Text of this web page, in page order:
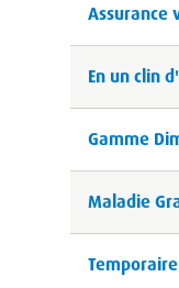
Assurance
En un clin
Gamme
Maladie